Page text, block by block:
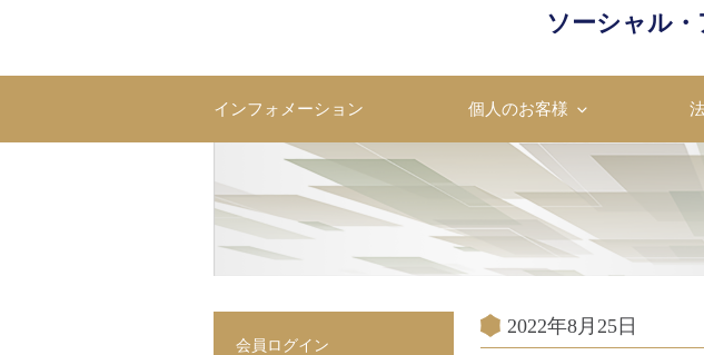
営業研修・育成ならソーシャル・アラ
コミュニケーションを技術として体系化した営業研修・人材育成のプロフェッショナル
ソーシャル
インフォメーション 個人のお客様
投
稿
2022年8月25日
会員ログイン